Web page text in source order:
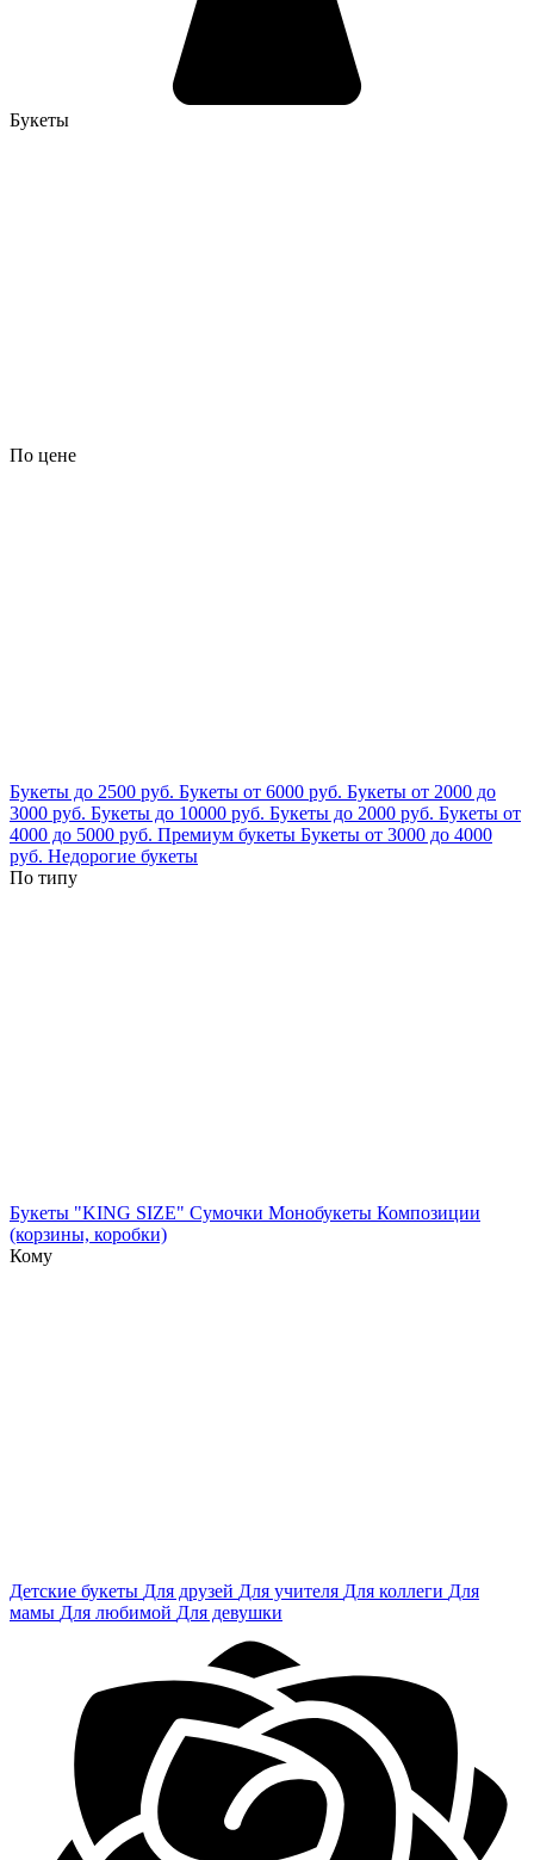
Букеты
По цене
Букеты до 2500 руб. Букеты от 6000 руб. Букеты от 2000 до
3000 руб. Букеты до 10000 руб. Букеты до 2000 руб. Букеты от
4000 до 5000 руб. Премиум букеты Букеты от 3000 до 4000
руб. Недорогие букеты
По типу
Букеты "KING SIZE" Сумочки Монобукеты Композиции
(корзины, коробки)
Кому
Детские букеты Для друзей Для учителя Для коллеги Для
мамы Для любимой Для девушки